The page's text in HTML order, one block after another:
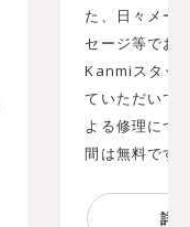
た、日々メー
セージ等でお
Kanmiスタッ
ていただいて
よる修理につ
間は無料です